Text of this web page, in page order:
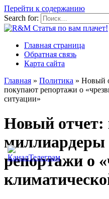
Перейти к содержанию
Search for:
Главная страница
Обратная связь
Карта сайта
Главная » Политика » Новый
покупают репортажи о
ситуации»
Новый отчет:
миллиардеры
репортажи о